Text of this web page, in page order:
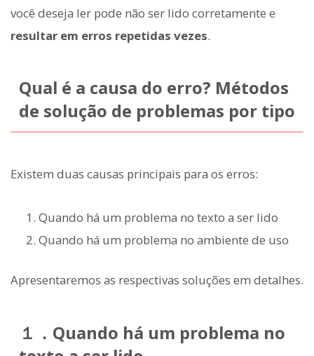
você deseja ler pode não ser lido corretamente e
resultar em erros repetidas vezes.
Qual é a causa do erro? Métodos
de solução de problemas por tipo
Existem duas causas principais para os erros:
Quando há um problema no texto a ser lido
Quando há um problema no ambiente de uso
Apresentaremos as respectivas soluções em detalhes.
１．Quando há um problema no